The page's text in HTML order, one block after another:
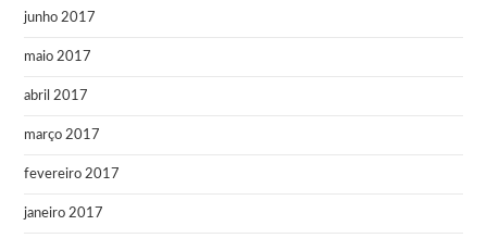
junho 2017
maio 2017
abril 2017
março 2017
fevereiro 2017
janeiro 2017